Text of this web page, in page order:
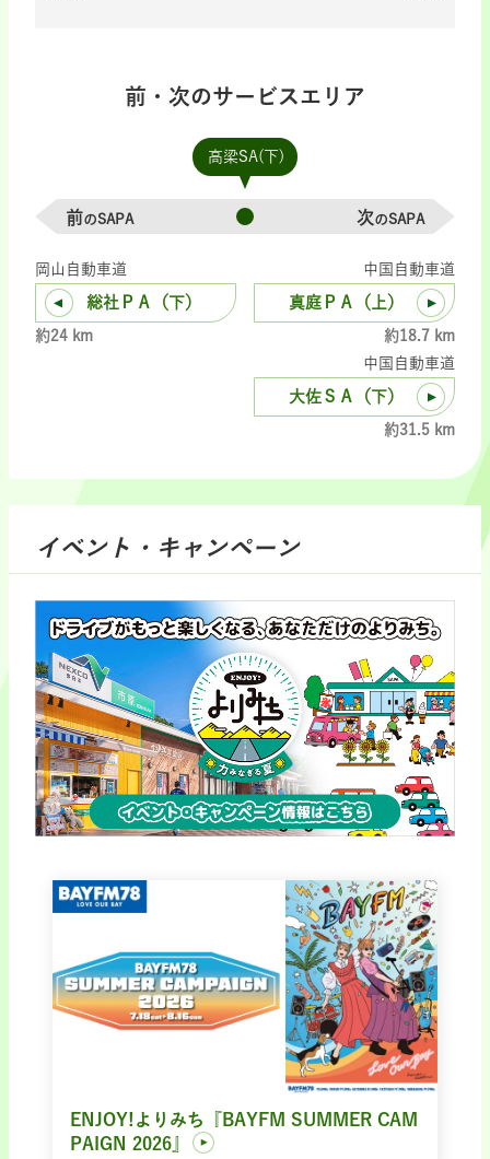
前・次のサービスエリア
高梁SA(下)
前のSAPA 次のSAPA
岡山自動車道
総社ＰＡ（下）
約24 km
中国自動車道
真庭ＰＡ（上）
約18.7 km
中国自動車道
大佐ＳＡ（下）
約31.5 km
イベント・キャンペーン
ENJOY!よりみち『BAYFM SUMMER CAM
PAIGN 2026』